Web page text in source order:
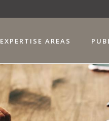
EXPERTISE AREAS